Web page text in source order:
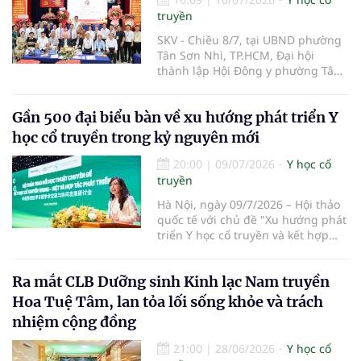
truyền Việt Nam (Kế hoạch).
truyền
SKV - Chiều 8/7, tại UBND phường
Tân Sơn Nhì, TP.HCM, Đại hội
thành lập Hội Đông y phường Tân
kiện toàn tổ chức Hội Đông y tại cơ
sở, góp phần phát huy vai trò y học
cổ truyền trong chăm sóc sức khỏe
nhân dân.
Gần 500 đại biểu bàn về xu hướng phát triển Y
học cổ truyền trong kỷ nguyên mới
20:00 | 09/07/2026
Y học cổ
truyền
Hà Nội, ngày 09/7/2026 – Hội thảo
quốc tế với chủ đề "Xu hướng phát
triển Y học cổ truyền và kết hợp
– Dược Phenikaa. Sự kiện do Đại
học Phenikaa tổ chức, quy tụ gần
500 đại biểu là đại diện các cơ
viện cùng đông đảo chuyên gia,
nhà khoa học, bác sĩ và giảng viên
Ra mắt CLB Dưỡng sinh Kinh lạc Nam truyền
Hoa Tuệ Tâm, lan tỏa lối sống khỏe và trách
nhiệm cộng đồng
21:00 | 28/06/2026
Y học cổ